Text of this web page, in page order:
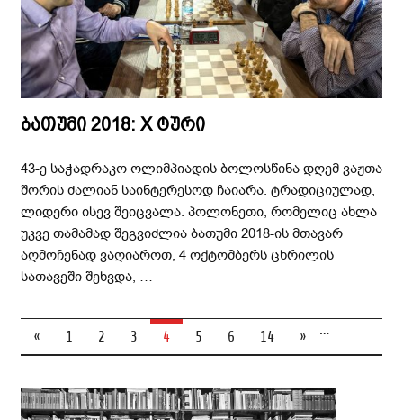
ბათუმი 2018: X ტური
43-ე საჭადრაკო ოლიმპიადის ბოლოსწინა დღემ ვაჟთა
შორის ძალიან საინტერესოდ ჩაიარა. ტრადიციულად,
ლიდერი ისევ შეიცვალა. პოლონეთი, რომელიც ახლა
უკვე თამამად შეგვიძლია ბათუმი 2018-ის მთავარ
აღმოჩენად ვაღიაროთ, 4 ოქტომბერს ცხრილის
სათავეში შეხვდა, …
« 1 2 3 4 5 6 …
14 »